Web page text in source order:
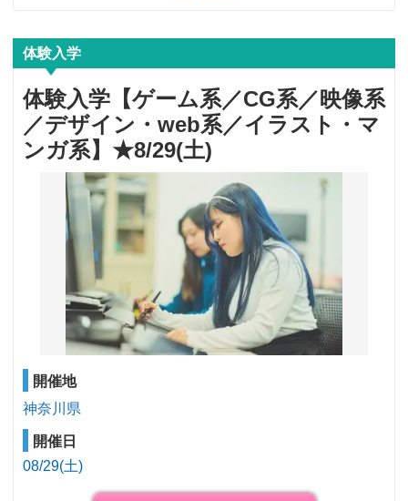
体験入学
体験入学【ゲーム系／CG系／映像系
／デザイン・web系／イラスト・マ
ンガ系】★8/29(土)
開催地
神奈川県
開催日
08/29(土)